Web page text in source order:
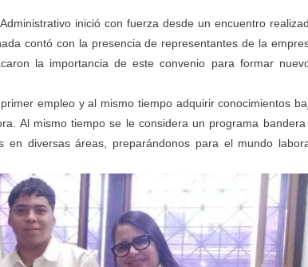
inició con fuerza desde un encuentro
contó con la presencia de representantes de la
la importancia de este convenio para formar
empleo y al mismo tiempo adquirir conocimientos
Al mismo tiempo se le considera un programa bandera
diversas áreas, preparándonos para el mundo